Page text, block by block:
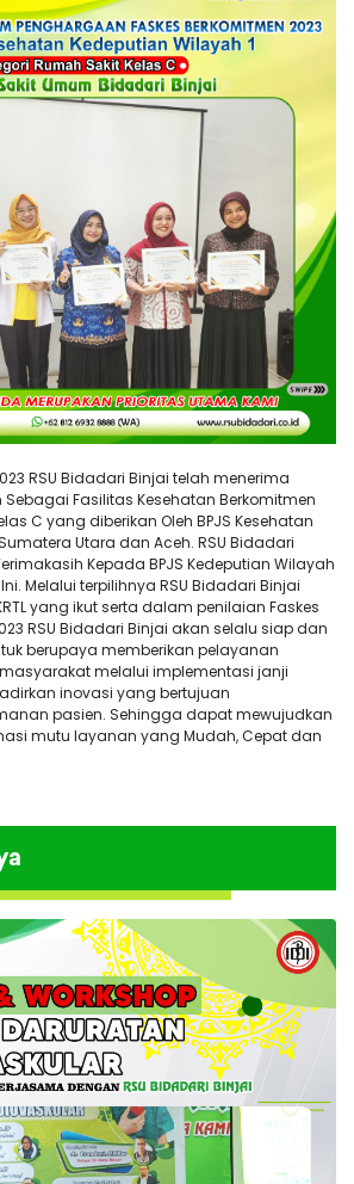
RSU Bidadari Binjai telah menerima
Fasilitas Kesehatan Berkomitmen
C yang diberikan Oleh BPJS Kesehatan
Utara dan Aceh. RSU Bidadari
Kepada BPJS Kedeputian Wilayah
Melalui terpilihnya RSU Bidadari Binjai
yang ikut serta dalam penilaian Faskes
RSU Bidadari Binjai akan selalu siap dan
berupaya memberikan pelayanan
melalui implementasi janji
inovasi yang bertujuan
pasien. Sehingga dapat mewujudkan
mutu layanan yang Mudah, Cepat dan